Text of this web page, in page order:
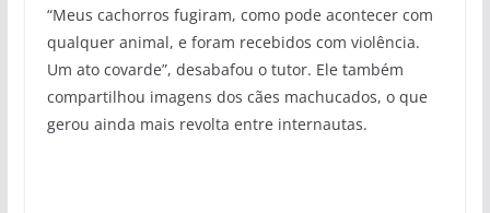
“Meus cachorros fugiram, como pode acontecer com
qualquer animal, e foram recebidos com violência.
Um ato covarde”, desabafou o tutor. Ele também
compartilhou imagens dos cães machucados, o que
gerou ainda mais revolta entre internautas.